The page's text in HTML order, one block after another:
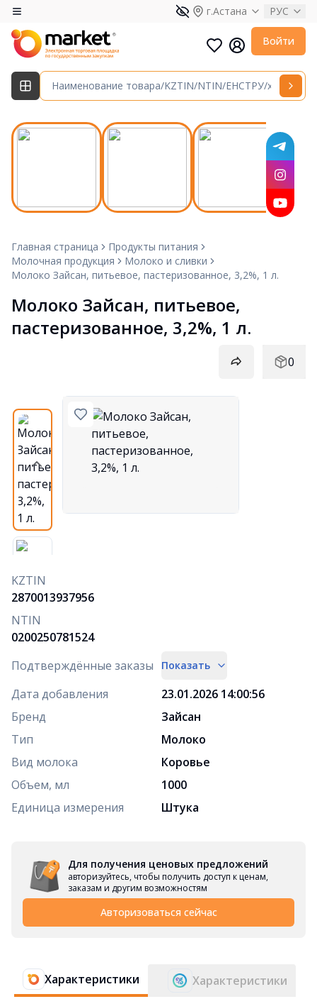
г.Астана РУС
Войти
Главная страница
Продукты питания
Молочная продукция
Молоко и сливки
Молоко Зайсан, питьевое, пастеризованное, 3,2%, 1 л.
Молоко Зайсан, питьевое,
пастеризованное, 3,2%, 1 л.
0
KZTIN
2870013937956
NTIN
0200250781524
Подтверждённые заказы
Показать
Дата добавления
23.01.2026 14:00:56
Бренд
Зайсан
Тип
Молоко
Вид молока
Коровье
Объем, мл
1000
Единица измерения
Штука
Для получения ценовых предложений
авторизуйтесь, чтобы получить доступ к ценам,
заказам и другим возможностям
Авторизоваться сейчас
Характеристики Характеристики